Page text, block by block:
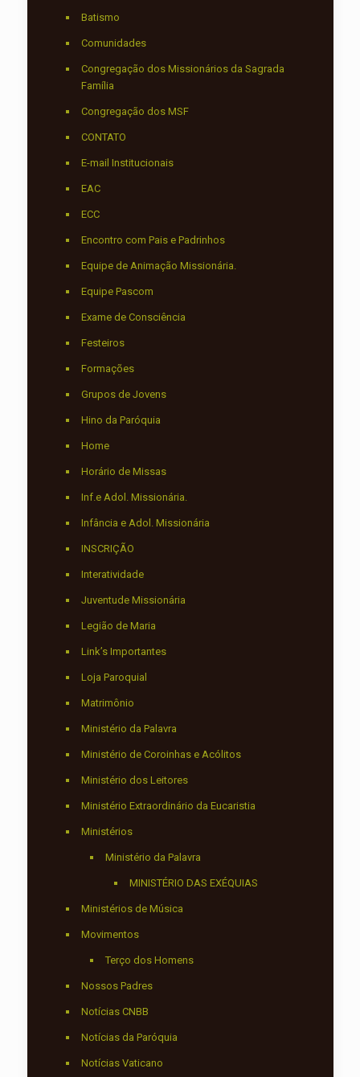
Batismo
Comunidades
Congregação dos Missionários da Sagrada
Família
Congregação dos MSF
CONTATO
E-mail Institucionais
EAC
ECC
Encontro com Pais e Padrinhos
Equipe de Animação Missionária.
Equipe Pascom
Exame de Consciência
Festeiros
Formações
Grupos de Jovens
Hino da Paróquia
Home
Horário de Missas
Inf.e Adol. Missionária.
Infância e Adol. Missionária
INSCRIÇÃO
Interatividade
Juventude Missionária
Legião de Maria
Link’s Importantes
Loja Paroquial
Matrimônio
Ministério da Palavra
Ministério de Coroinhas e Acólitos
Ministério dos Leitores
Ministério Extraordinário da Eucaristia
Ministérios
Ministério da Palavra
MINISTÉRIO DAS EXÉQUIAS
Ministérios de Música
Movimentos
Terço dos Homens
Nossos Padres
Notícias CNBB
Notícias da Paróquia
Notícias Vaticano